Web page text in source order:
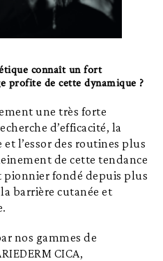
connaît un fort
profite de cette dynamique ?
une très forte
d’efficacité, la
l’essor des routines plus
de cette tendance
pionnier fondé depuis plus
barrière cutanée et
nos gammes de
CICA,